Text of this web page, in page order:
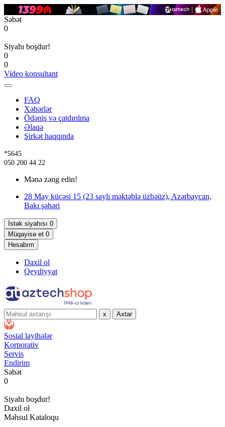
Səbət
0
Siyahı boşdur!
0
0
Video konsultant
FAQ
Xəbərlər
Ödəniş və çatdırılma
Əlaqə
Şirkət haqqında
*5645
050 200 44 22
Mənə zəng edin!
28 May küçəsi 15 (23 saylı məktəblə üzbəüz), Azərbaycan,
Bakı şəhəri
İstək siyahısı 0
Müqayisə et 0
Hesabım
Daxil ol
Qeydiyyat
x Axtar
Sosial layihələr
Korporativ
Servis
Endirim
Səbət
0
Siyahı boşdur!
Daxil ol
Məhsul Kataloqu